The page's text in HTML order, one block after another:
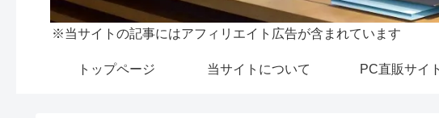
※当サイトの記事にはアフィリエイト広告が含まれています
トップページ 当サイトについて PC直販サイト